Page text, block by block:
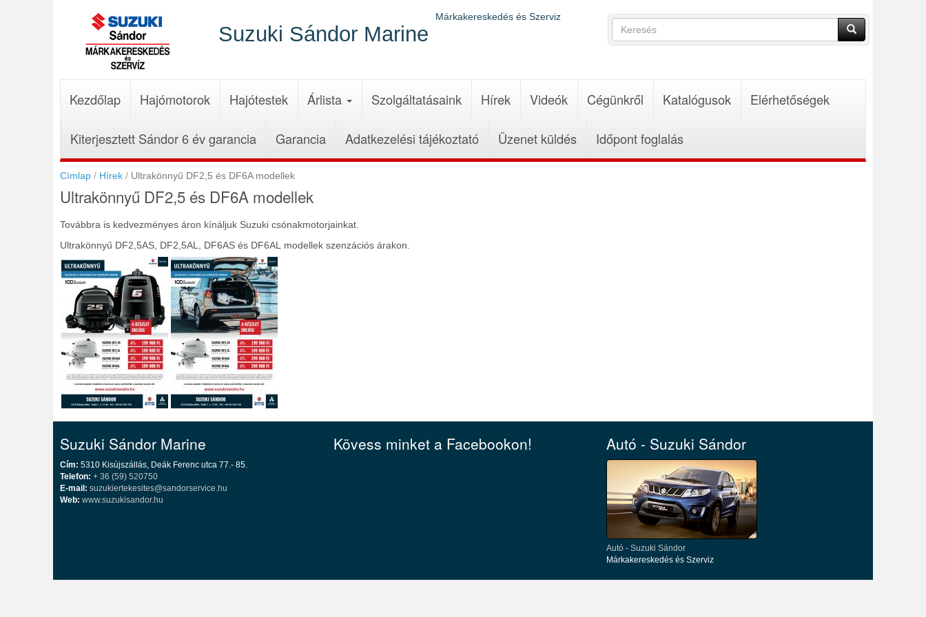
Suzuki Sándor Marine
Márkakereskedés és Szerviz Keresés
űrlap Keresés
Kezdőlap Hajómotorok Hajótestek Árlista Szolgáltatásaink Hírek Videók Cégünkről Katalógusok Elérhetőségek
Kiterjesztett Sándor 6 év garancia Garancia Adatkezelési tájékoztató Üzenet küldés Időpont foglalás
Címlap Hírek Ultrakönnyű DF2,5 és DF6A modellek
Ultrakönnyű DF2,5 és DF6A modellek
Továbbra is kedvezményes áron kínáljuk Suzuki csónakmotorjainkat.
Ultrakönnyű DF2,5AS, DF2,5AL, DF6AS és DF6AL modellek szenzációs árakon.
Suzuki Sándor Marine
Cím: 5310 Kisújszállás, Deák Ferenc utca 77.- 85.
Telefon: + 36 (59) 520750
E-mail: suzukiertekesites@sandorservice.hu
Web: www.suzukisandor.hu
Kövess minket a Facebookon! Autó - Suzuki Sándor
Autó - Suzuki Sándor
Márkakereskedés és Szerviz